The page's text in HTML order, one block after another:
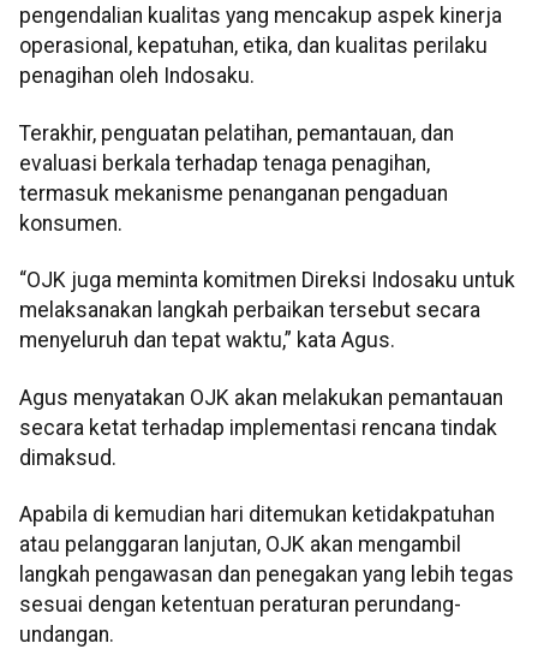
pengendalian kualitas yang mencakup aspek kinerja
operasional, kepatuhan, etika, dan kualitas perilaku
penagihan oleh Indosaku.
Terakhir, penguatan pelatihan, pemantauan, dan
evaluasi berkala terhadap tenaga penagihan,
termasuk mekanisme penanganan pengaduan
konsumen.
“OJK juga meminta komitmen Direksi Indosaku untuk
melaksanakan langkah perbaikan tersebut secara
menyeluruh dan tepat waktu,” kata Agus.
Agus menyatakan OJK akan melakukan pemantauan
secara ketat terhadap implementasi rencana tindak
dimaksud.
Apabila di kemudian hari ditemukan ketidakpatuhan
atau pelanggaran lanjutan, OJK akan mengambil
langkah pengawasan dan penegakan yang lebih tegas
sesuai dengan ketentuan peraturan perundang-
undangan.